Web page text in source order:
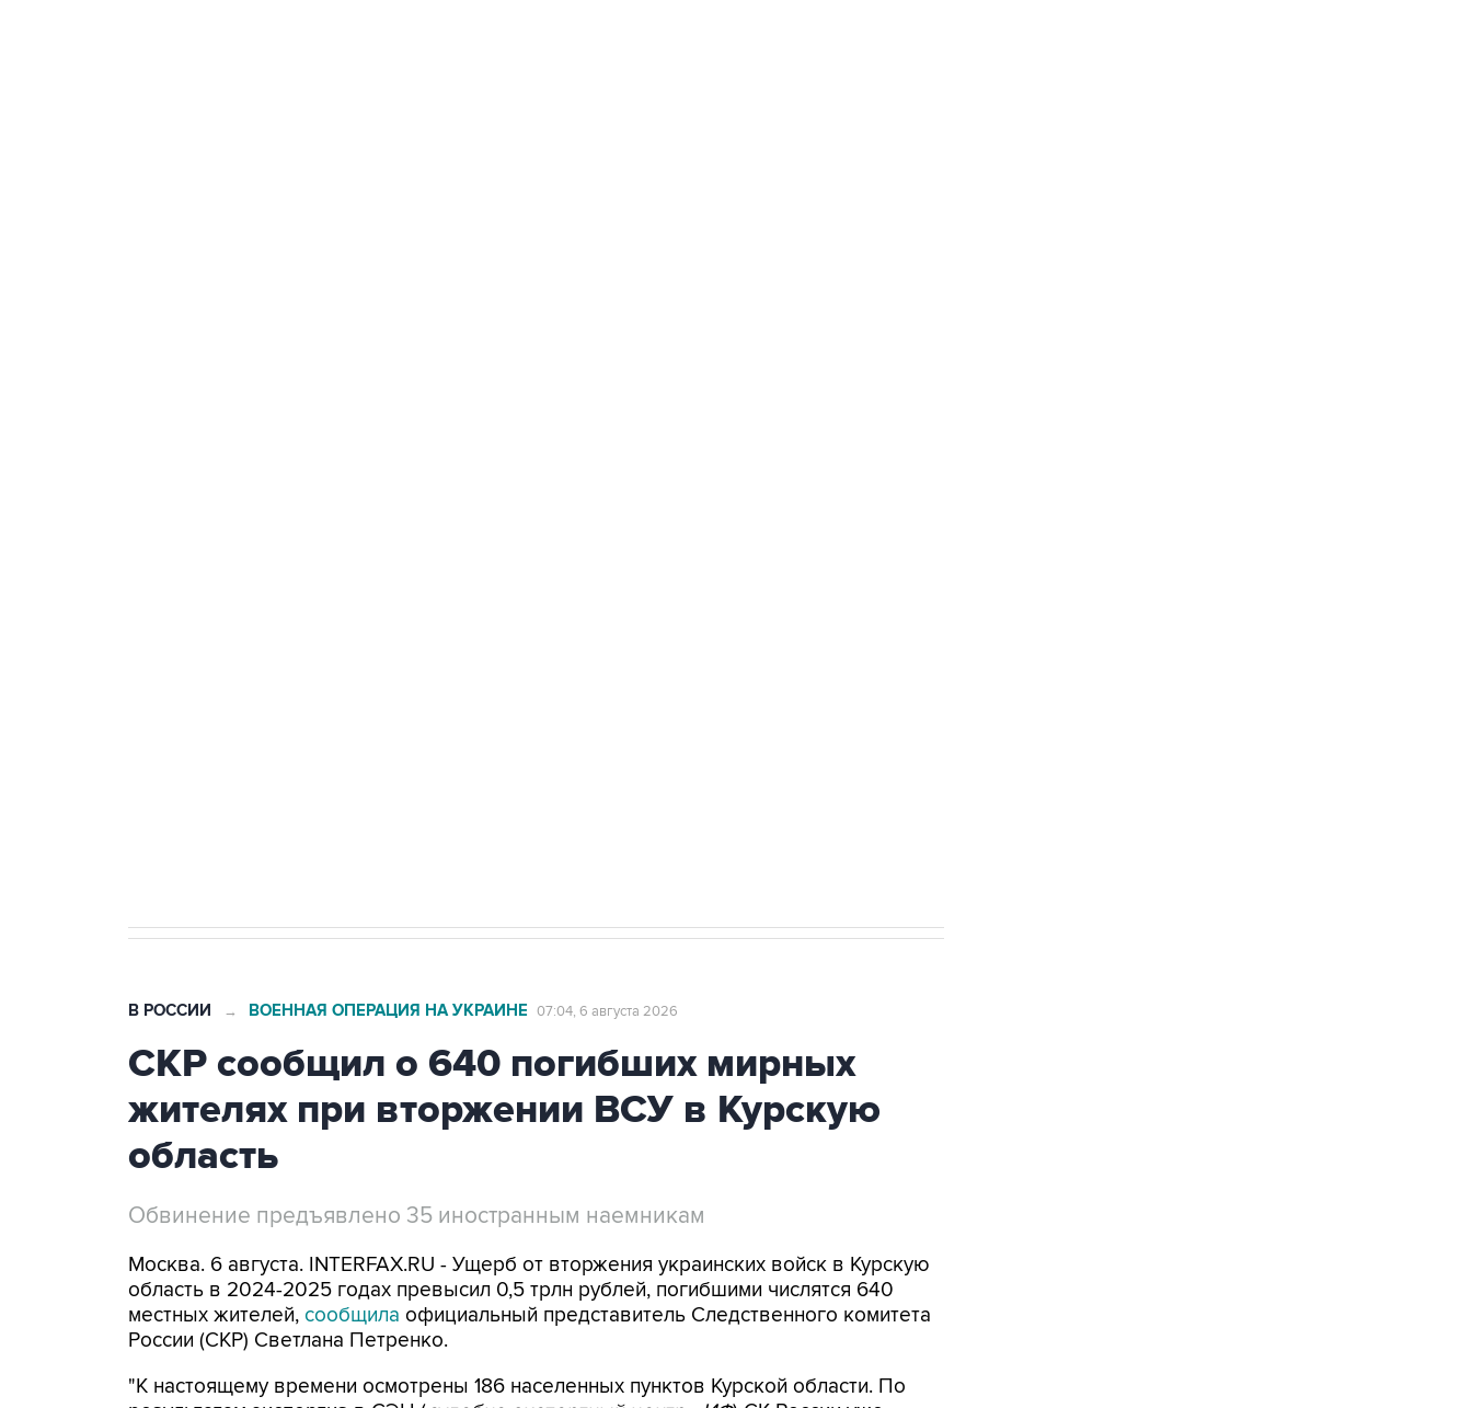
В РОССИИ → ВОЕННАЯ ОПЕРАЦИЯ НА УКРАИНЕ 07:04, 6 августа 2026
СКР сообщил о 640 погибших мирных
жителях при вторжении ВСУ в Курскую
область
Обвинение предъявлено 35 иностранным наемникам
Москва. 6 августа. INTERFAX.RU - Ущерб от вторжения украинских войск в Курскую
область в 2024-2025 годах превысил 0,5 трлн рублей, погибшими числятся 640
местных жителей, сообщила официальный представитель Следственного комитета
России (СКР) Светлана Петренко.
"К настоящему времени осмотрены 186 населенных пунктов Курской области. По